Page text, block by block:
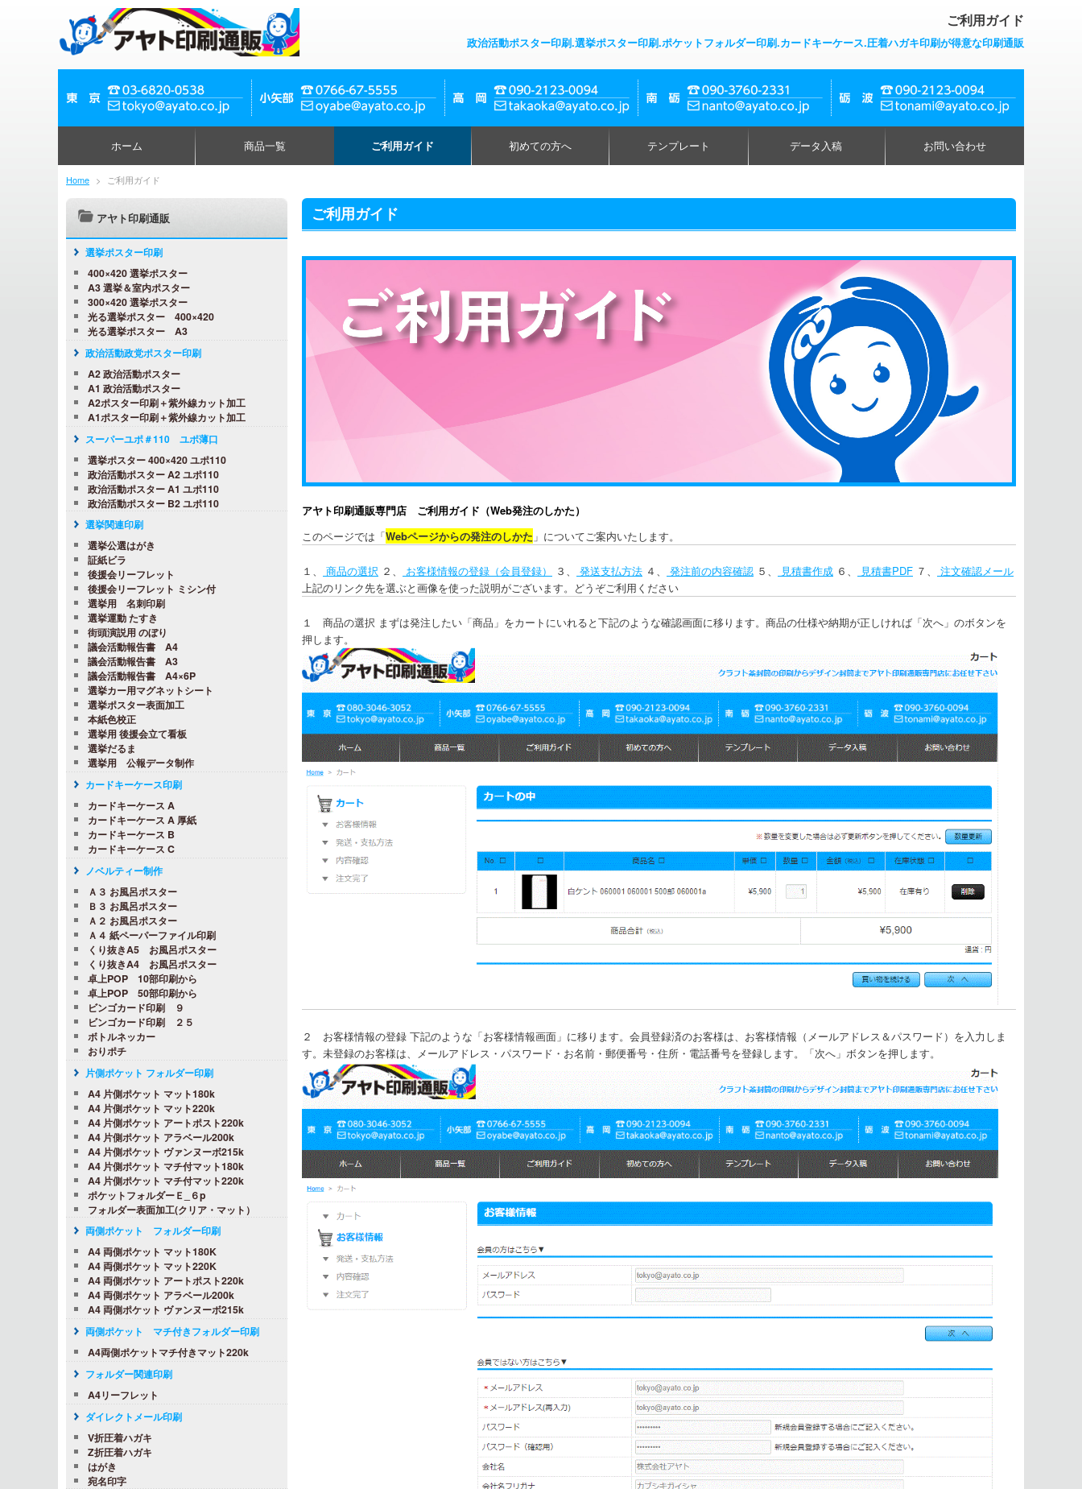
ご利用ガイド
政治活動ポスター印刷.選挙ポスター印刷.ポケットフォルダー印刷.カードキーケース.圧着ハガキ印刷が得意な印刷通販
ホーム 商品一覧 ご利用ガイド 初めての方へ テンプレート データ入稿 お問い合わせ
Home > ご利用ガイド
ご利用ガイド
アヤト印刷通販専門店 ご利用ガイド（Web発注のしかた）
このページでは「Webページからの発注のしかた 」についてご案内いたします。
１、 商品の選択 ２、 お客様情報の登録（会員登録） ３、 発送支払方法 ４、 発注前の内容確認 ５、 見積書作成 ６、 見積書PDF ７、
注文確認メール
上記のリンク先を選ぶと画像を使った説明がございます。どうぞご利用ください
１ 商品の選択 まずは発注したい「商品」をカートにいれると下記のような確認画面に移ります。商品の仕様や納期が正しければ「次へ」のボタンを
押します。
２ お客様情報の登録 下記のような「お客様情報画面」に移ります。会員登録済のお客様は、お客様情報（メールアドレス＆パスワード）を入力しま
す。未登録のお客様は、メールアドレス・パスワード・お名前・郵便番号・住所・電話番号を登録します。「次へ」ボタンを押します。
アヤト印刷通販
選挙ポスター印刷
400×420 選挙ポスター
A3 選挙＆室内ポスター
300×420 選挙ポスター
光る選挙ポスター 400×420
光る選挙ポスター A3
政治活動政党ポスター印刷
A2 政治活動ポスター
A1 政治活動ポスター
A2ポスター印刷＋紫外線カット加工
A1ポスター印刷＋紫外線カット加工
スーパーユポ＃110 ユポ薄口
選挙ポスター 400×420 ユポ110
政治活動ポスター A2 ユポ110
政治活動ポスター A1 ユポ110
政治活動ポスター B2 ユポ110
選挙関連印刷
選挙公選はがき
証紙ビラ
後援会リーフレット
後援会リーフレット ミシン付
選挙用 名刺印刷
選挙運動 たすき
街頭演説用 のぼり
議会活動報告書 A4
議会活動報告書 A3
議会活動報告書 A4×6P
選挙カー用マグネットシート
選挙ポスター表面加工
本紙色校正
選挙用 後援会立て看板
選挙だるま
選挙用 公報データ制作
カードキーケース印刷
カードキーケース A
カードキーケース A 厚紙
カードキーケース B
カードキーケース C
ノベルティー制作
Ａ３ お風呂ポスター
Ｂ３ お風呂ポスター
Ａ２ お風呂ポスター
Ａ４ 紙ペーパーファイル印刷
くり抜きA5 お風呂ポスター
くり抜きA4 お風呂ポスター
卓上POP 10部印刷から
卓上POP 50部印刷から
ビンゴカード印刷 ９
ビンゴカード印刷 ２５
ボトルネッカー
おりポチ
片側ポケット フォルダー印刷
A4 片側ポケット マット180k
A4 片側ポケット マット220k
A4 片側ポケット アートポスト220k
A4 片側ポケット アラベール200k
A4 片側ポケット ヴァンヌーボ215k
A4 片側ポケット マチ付マット180k
A4 片側ポケット マチ付マット220k
ポケットフォルダーＥ_６p
フォルダー表面加工(クリア・マット）
両側ポケット フォルダー印刷
A4 両側ポケット マット180K
A4 両側ポケット マット220K
A4 両側ポケット アートポスト220k
A4 両側ポケット アラベール200k
A4 両側ポケット ヴァンヌーボ215k
両側ポケット マチ付きフォルダー印刷
A4両側ポケットマチ付きマット220k
フォルダー関連印刷
A4リーフレット
ダイレクトメール印刷
V折圧着ハガキ
Z折圧着ハガキ
はがき
宛名印字